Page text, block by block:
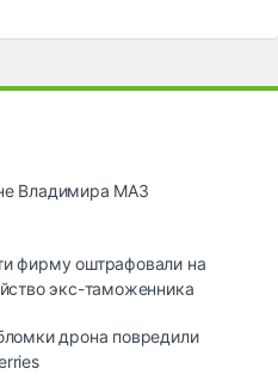
Владимира МАЗ
фирму оштрафовали на
экс-таможенника
дрона повредили